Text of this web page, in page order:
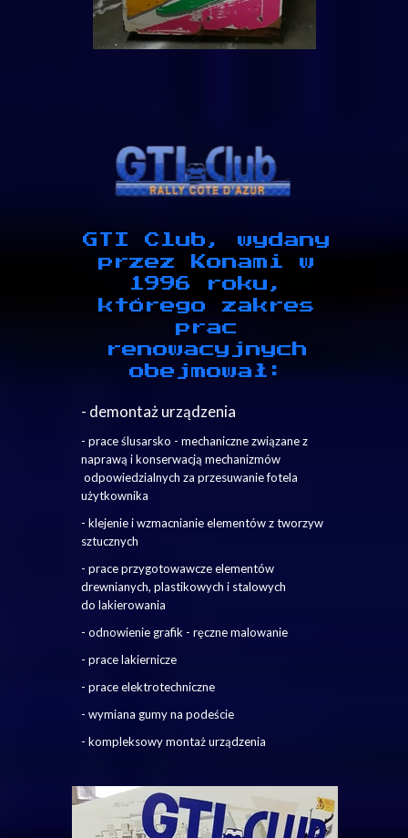
GTI Club, wydany
przez Konami w
1996 roku,
którego zakres
prac
renowacyjnych
obejmował:
- demontaż urządzenia
- prace ślusarsko - mechaniczne związane z
naprawą i konserwacją mechanizmów
odpowiedzialnych za przesuwanie fotela
użytkownika
- klejenie i wzmacnianie elementów z tworzyw
sztucznych
- prace przygotowawcze elementów
drewnianych, plastikowych i stalowych
do lakierowania
- odnowienie grafik - ręczne malowanie
- prace lakiernicze
- prace elektrotechniczne
- wymiana gumy na podeście
- kompleksowy montaż urządzenia